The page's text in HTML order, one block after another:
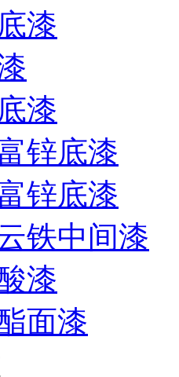
漆
漆
锌底漆
锌底漆
铁中间漆
漆
面漆